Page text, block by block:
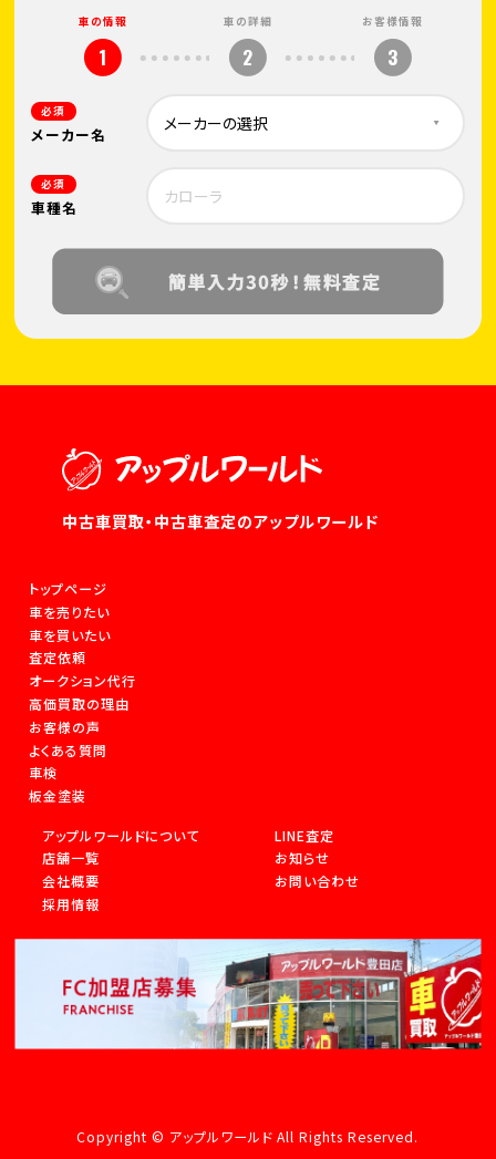
車の情報
1
車の詳細
2
お客様情報
3
必須
メーカー名
必須
車種名
中古車買取・中古車査定のアップルワールド
トップページ
車を売りたい
車を買いたい
査定依頼
オークション代行
高価買取の理由
お客様の声
よくある質問
車検
板金塗装
アップルワールドについて
店舗一覧
会社概要
採用情報
LINE査定
お知らせ
お問い合わせ
Copyright © アップルワールド All Rights Reserved.